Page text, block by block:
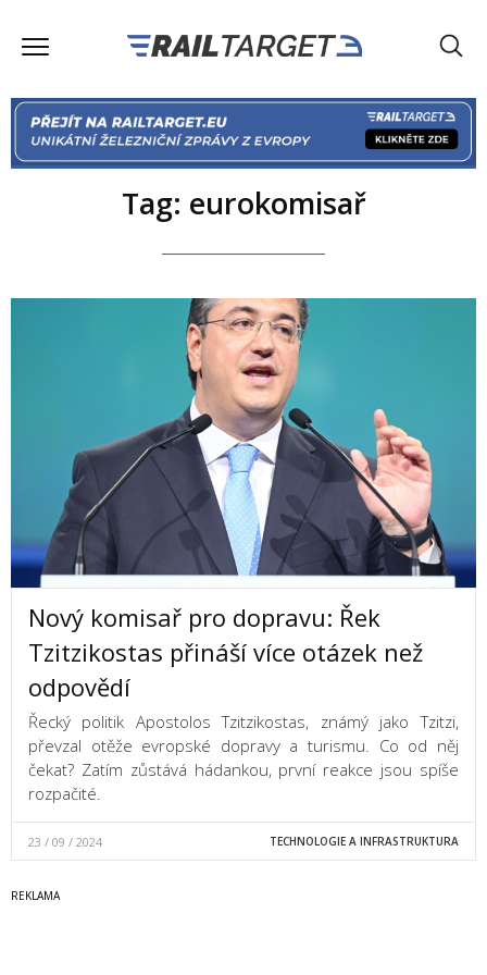
Tag: eurokomisař
Nový komisař pro dopravu: Řek
Tzitzikostas přináší více otázek než
odpovědí
Řecký politik Apostolos Tzitzikostas, známý jako Tzitzi,
převzal otěže evropské dopravy a turismu. Co od něj
čekat? Zatím zůstává hádankou, první reakce jsou spíše
rozpačité.
23 / 09 / 2024 TECHNOLOGIE A INFRASTRUKTURA